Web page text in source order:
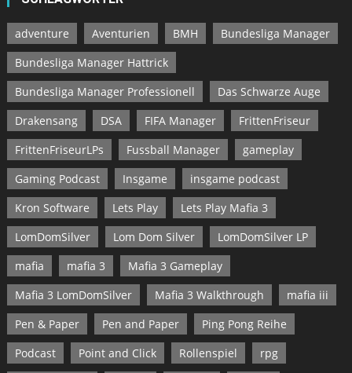
adventure Aventurien BMH
Bundesliga Manager
Bundesliga Manager Hattrick
Bundesliga Manager Professionell
Das Schwarze Auge
Drakensang
DSA FIFA Manager
FrittenFriseur
FrittenFriseurLPs
Fussball Manager
gameplay
Gaming Podcast
Insgame
insgame podcast
Kron Software
Lets Play
Lets Play Mafia 3
LomDomSilver
Lom Dom Silver
LomDomSilver LP
mafia
mafia 3
Mafia 3 Gameplay
Mafia 3 LomDomSilver
Mafia 3 Walkthrough
mafia iii
Pen & Paper
Pen and Paper
Ping Pong Reihe
Podcast
Point and Click Rollenspiel
rpg